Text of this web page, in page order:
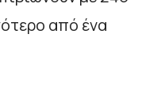
από ένα